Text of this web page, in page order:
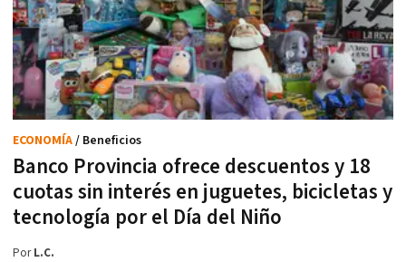
Banco Provincia ofrece descuentos y 18
cuotas sin interés en juguetes, bicicletas y
tecnología por el Día del Niño
ECONOMÍA/ Beneficios
PorL.C.